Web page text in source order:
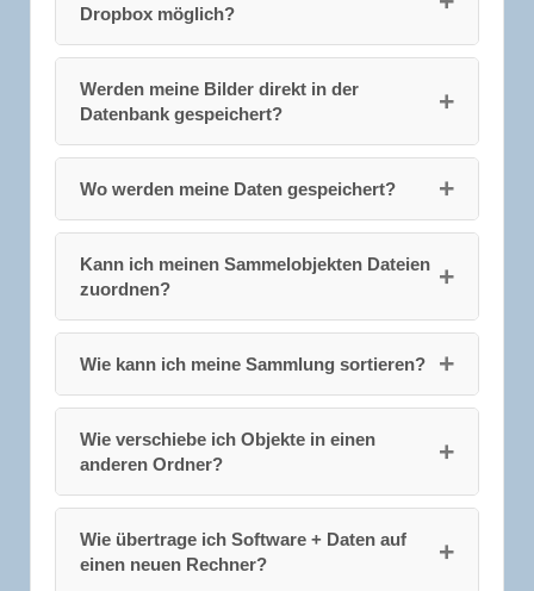
Dropbox möglich?
Werden meine Bilder direkt in der
Datenbank gespeichert?
Wo werden meine Daten gespeichert?
Kann ich meinen Sammelobjekten Dateien
zuordnen?
Wie kann ich meine Sammlung sortieren?
Wie verschiebe ich Objekte in einen
anderen Ordner?
Wie übertrage ich Software + Daten auf
einen neuen Rechner?